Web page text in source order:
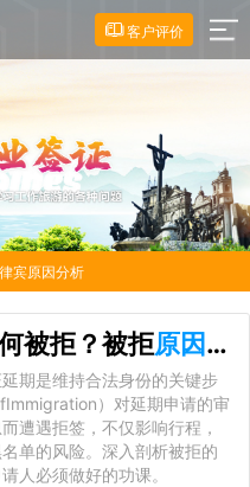
客户评价
宾原因分析
被拒？被拒原因分析
期是维持合法身份的关键步
）对延期申请的审
遭遇拒签，不仅影响行程，
单的风险。深入剖析被拒的
人必须做好的功课。